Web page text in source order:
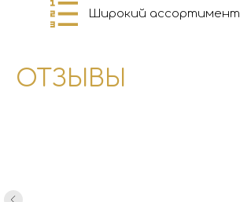
Широкий ассортимент
ОТЗЫВЫ